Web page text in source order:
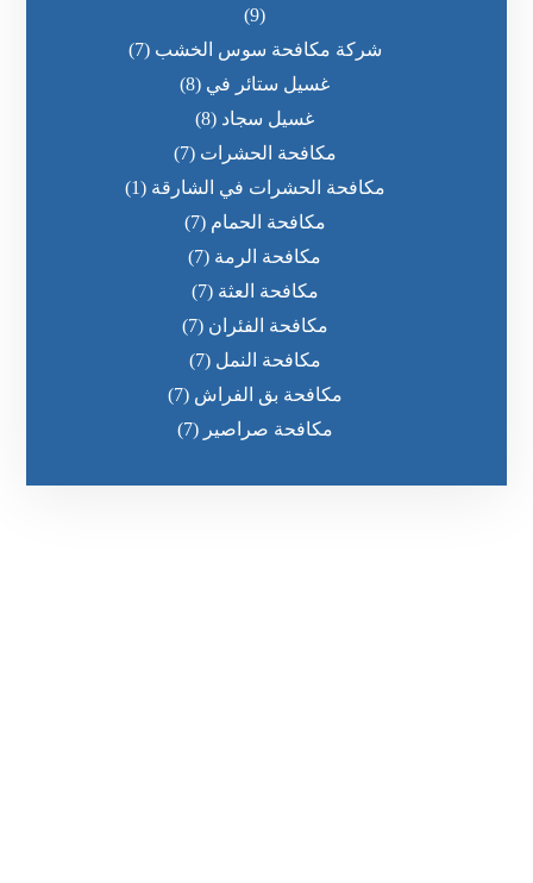
(9)
شركة مكافحة سوس الخشب (7)
غسيل ستائر في (8)
غسيل سجاد (8)
مكافحة الحشرات (7)
مكافحة الحشرات في الشارقة (1)
مكافحة الحمام (7)
مكافحة الرمة (7)
مكافحة العثة (7)
مكافحة الفئران (7)
مكافحة النمل (7)
مكافحة بق الفراش (7)
مكافحة صراصير (7)